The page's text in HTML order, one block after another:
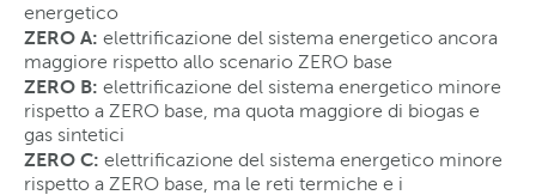
energetico
ZERO A: elettrificazione del sistema energetico ancora
maggiore rispetto allo scenario ZERO base
ZERO B: elettrificazione del sistema energetico minore
rispetto a ZERO base, ma quota maggiore di biogas e
gas sintetici
ZERO C: elettrificazione del sistema energetico minore
rispetto a ZERO base, ma le reti termiche e i